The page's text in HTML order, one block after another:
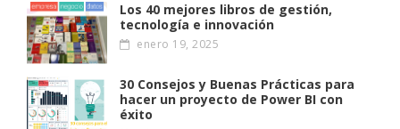
Los 40 mejores libros de gestión,
tecnología e innovación
enero 19, 2025
30 Consejos y Buenas Prácticas para
hacer un proyecto de Power BI con
éxito